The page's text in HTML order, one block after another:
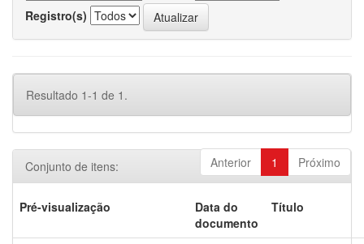
Registro(s)
Resultado 1-1 de 1.
Anterior 1 Próximo
Conjunto de itens:
Pré-visualização
Data do
documento
Título